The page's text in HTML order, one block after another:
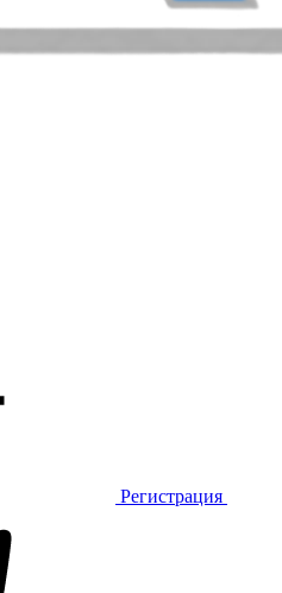
Регистрация